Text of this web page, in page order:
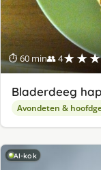
⏱ 60 min👥 4
Bladerdeeg
Avondeten &
AI-kok